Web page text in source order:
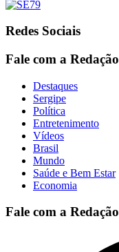
Redes Sociais
Fale com a Redação
Destaques
Sergipe
Política
Entretenimento
Vídeos
Brasil
Mundo
Saúde e Bem Estar
Economia
Fale com a Redação